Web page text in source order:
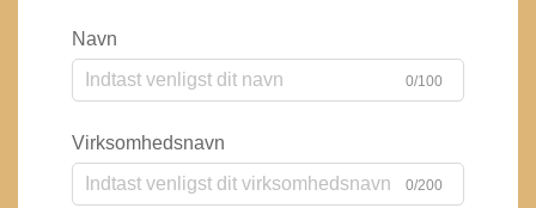
Navn
0/100
Virksomhedsnavn
0/200